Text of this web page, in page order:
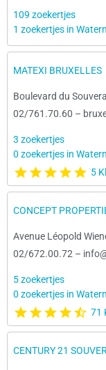
109 zoekertjes
1 zoekertjes in
MATEXI BRUXELLES
Boulevard du
02/761.70.60 –
3 zoekertjes
0 zoekertjes in
5
CONCEPT
Avenue Léopold
02/672.00.72 –
5 zoekertjes
0 zoekertjes in
71
CENTURY 21